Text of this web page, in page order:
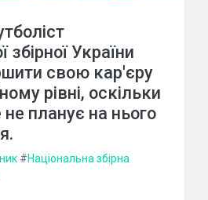
збірної України
свою кар'єру
рівні, оскільки
планує на нього
#Національна збірна